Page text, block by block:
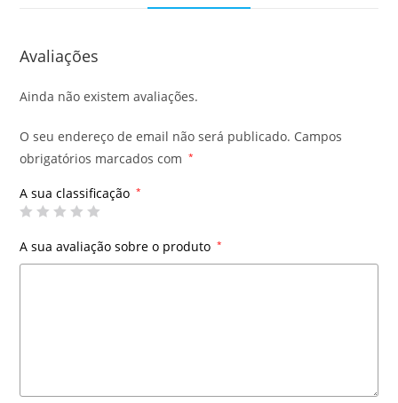
Avaliações
Ainda não existem avaliações.
O seu endereço de email não será publicado. Campos
obrigatórios marcados com
*
A sua classificação *
A sua avaliação sobre o produto *